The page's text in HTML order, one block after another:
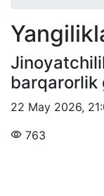
barqarorlik
22 May 2026,
763